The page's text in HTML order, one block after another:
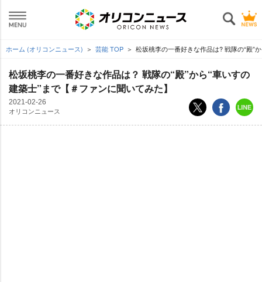
ホーム (オリコンニュース) 芸能 TOP 松坂桃李の一番好きな作品は? 戦隊の“殿”
松坂桃李の一番好きな作品は？ 戦隊の“殿”から“車いすの
建築士”まで【＃ファンに聞いてみた】
2021-02-26
オリコンニュース